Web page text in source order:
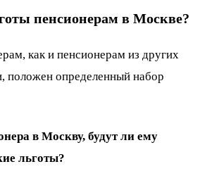
пенсионерам в Москве?
как и пенсионерам из других
положен определенный набор
в Москву, будут ли ему
льготы?